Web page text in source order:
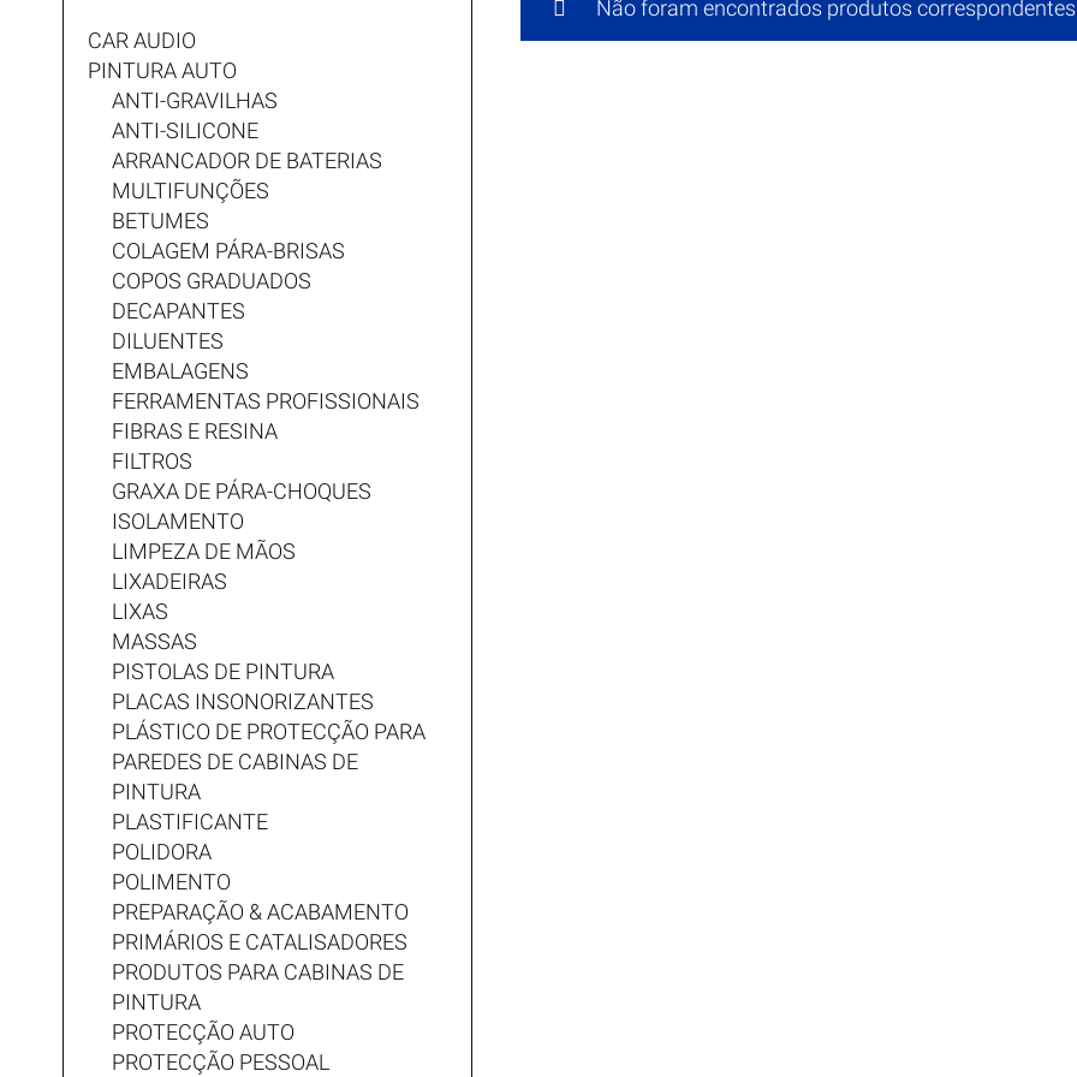
Não foram encontrados produtos
CAR AUDIO
PINTURA AUTO
ANTI-GRAVILHAS
ANTI-SILICONE
ARRANCADOR DE BATERIAS
MULTIFUNÇÕES
BETUMES
COLAGEM PÁRA-BRISAS
COPOS GRADUADOS
DECAPANTES
DILUENTES
EMBALAGENS
FERRAMENTAS PROFISSIONAIS
FIBRAS E RESINA
FILTROS
GRAXA DE PÁRA-CHOQUES
ISOLAMENTO
LIMPEZA DE MÃOS
LIXADEIRAS
LIXAS
MASSAS
PISTOLAS DE PINTURA
PLACAS INSONORIZANTES
PLÁSTICO DE PROTECÇÃO PARA
PAREDES DE CABINAS DE
PINTURA
PLASTIFICANTE
POLIDORA
POLIMENTO
PREPARAÇÃO & ACABAMENTO
PRIMÁRIOS E CATALISADORES
PRODUTOS PARA CABINAS DE
PINTURA
PROTECÇÃO AUTO
PROTECÇÃO PESSOAL